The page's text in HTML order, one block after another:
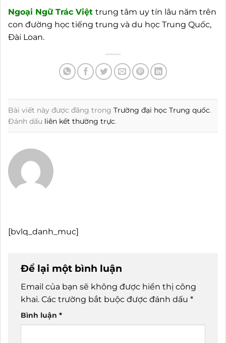
Ngoại Ngữ Trác Việt trung tâm uy tín lâu năm trên
con đường học tiếng trung và du học Trung Quốc,
Đài Loan.
Bài viết này được đăng trong Trường đại học Trung quốc.
Đánh dấu liên kết thường trực.
[bvlq_danh_muc]
Để lại một bình luận
Email của bạn sẽ không được hiển thị công
khai. Các trường bắt buộc được đánh dấu *
Bình luận *